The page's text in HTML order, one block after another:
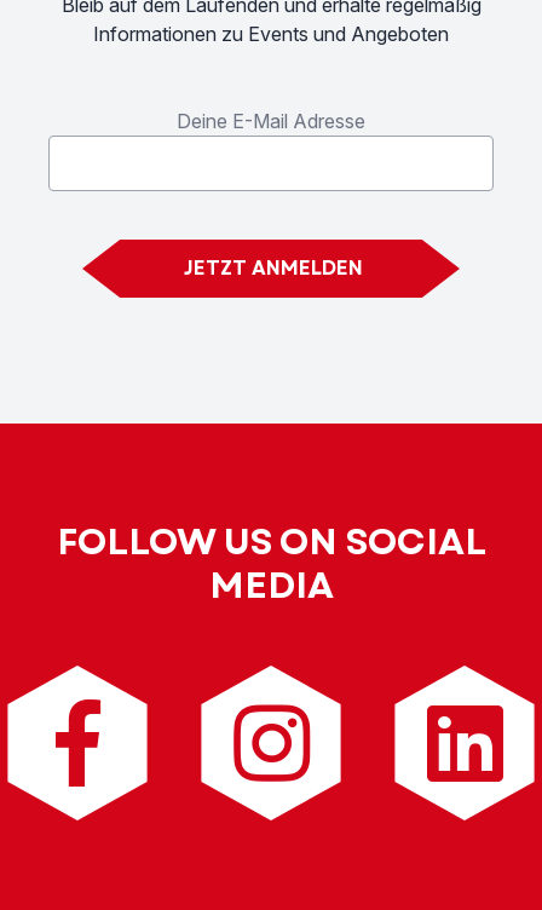
Bleib auf dem Laufenden und erhalte regelmäßig
Informationen zu Events und Angeboten
Deine E-Mail Adresse
FOLLOW US ON SOCIAL
MEDIA